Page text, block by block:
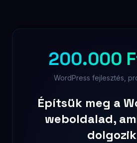
200.000
WordPress fejlesztés,
Építsük meg a
weboldalad,
dolgozik